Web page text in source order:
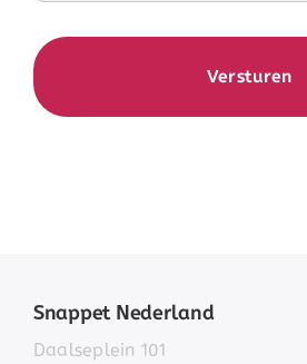
Snappet Nederland
Daalseplein 101